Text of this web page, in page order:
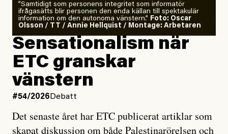
”Samtidigt som personens integritet som informatör
ifrågasätts blir personen den enda källan till spektakulär
information om den autonoma vänstern.” Foto: Oscar
Olsson / TT / Annie Hellquist / Montage: Arbetaren
Sensationalism när
ETC granskar
vänstern
#54/2026 Debatt
Det senaste året har ETC publicerat artiklar som
skapat diskussion om både Palestinarörelsen och